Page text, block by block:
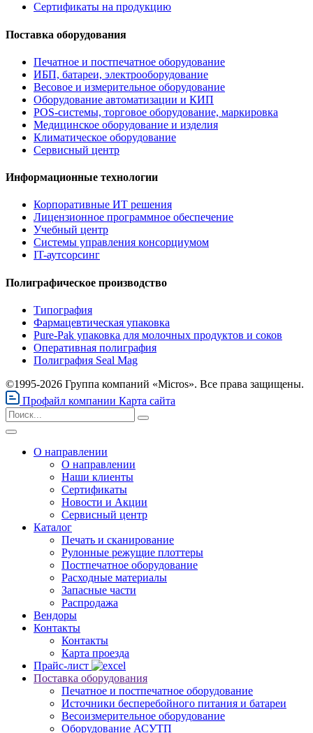
Сертификаты на продукцию
Поставка оборудования
Печатное и постпечатное оборудование
ИБП, батареи, электрооборудование
Весовое и измерительное оборудование
Оборудование автоматизации и КИП
POS-системы, торговое оборудование, маркировка
Медицинское оборудование и изделия
Климатическое оборудование
Сервисный центр
Информационные технологии
Корпоративные ИТ решения
Лицензионное программное обеспечение
Учебный центр
Системы управления консорциумом
IT-аутсорсинг
Полиграфическое производство
Типография
Фармацевтическая упаковка
Pure-Pak упаковка для молочных продуктов и соков
Оперативная полиграфия
Полиграфия Seal Mag
©1995-2026 Группа компаний «Micros». Все права защищены.
Профайл компании Карта сайта
О направлении
О направлении
Наши клиенты
Сертификаты
Новости и Акции
Сервисный центр
Каталог
Печать и сканирование
Рулонные режущие плоттеры
Постпечатное оборудование
Расходные материалы
Запасные части
Распродажа
Вендоры
Контакты
Контакты
Карта проезда
Прайс-лист
Поставка оборудования
Печатное и постпечатное оборудование
Источники бесперебойного питания и батареи
Весоизмерительное оборудование
Оборудование АСУТП